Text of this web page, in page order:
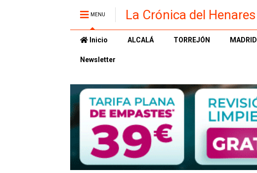
MENU La Crónica del Henares
Inicio ALCALÁ TORREJÓN MADRID
Newsletter